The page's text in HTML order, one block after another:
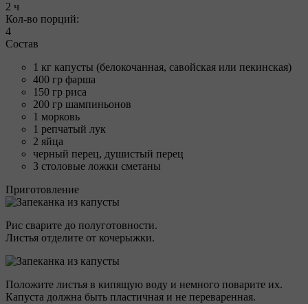
2 ч
Кол-во порций:
4
Состав
1 кг капусты (белокочанная, савойская или пекинская)
400 гр фарша
150 гр риса
200 гр шампиньонов
1 морковь
1 репчатый лук
2 яйца
черный перец, душистый перец
3 столовые ложки сметаны
Приготовление
Рис сварите до полуготовности.
Листья отделите от кочерыжки.
Положите листья в кипящую воду и немного поварите их.
Капуста должна быть пластичная и не переваренная.